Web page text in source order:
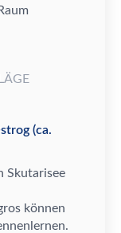
(ca.
Skutarisee
können